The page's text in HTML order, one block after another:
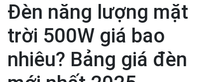
Đèn năng lượng mặt
trời 500W giá bao
nhiêu? Bảng giá đèn